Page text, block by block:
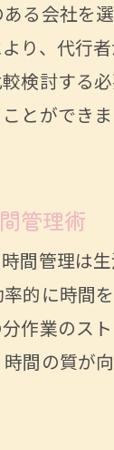
る会社を
り、代行
検討する
とができ
管理術
間管理は
的に時間
作業のス
間の質が